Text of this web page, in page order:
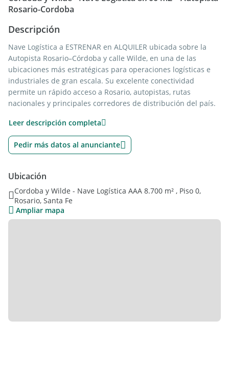
Rosario-Cordoba
Descripción
Nave Logística a ESTRENAR en ALQUILER ubicada sobre la
Autopista Rosario–Córdoba y calle Wilde, en una de las
ubicaciones más estratégicas para operaciones logísticas e
industriales de gran escala. Su excelente conectividad
permite un rápido acceso a Rosario, autopistas, rutas
nacionales y principales corredores de distribución del país.
Desarrollada bajo estándares de calidad premium, esta nave
ofrece amplias superficies operativas, infraestructura de
primer nivel y condiciones ideales para centros logísticos,
Características principales:
Superficie total del terreno: 21.308 m².
Superficie cubierta de nave: 8.700 m².
Garita de seguridad.
Leer descripción completa
Pedir más datos al anunciante
Ubicación
Cordoba y Wilde - Nave Logística AAA 8.700 m² , Piso 0,
Rosario, Santa Fe
Ampliar mapa